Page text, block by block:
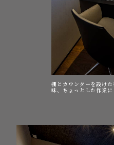
棚とカウンターを設け
味、ちょっとした作業に